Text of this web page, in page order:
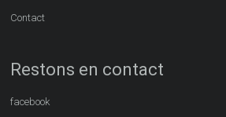
Contact
Restons en contact
facebook